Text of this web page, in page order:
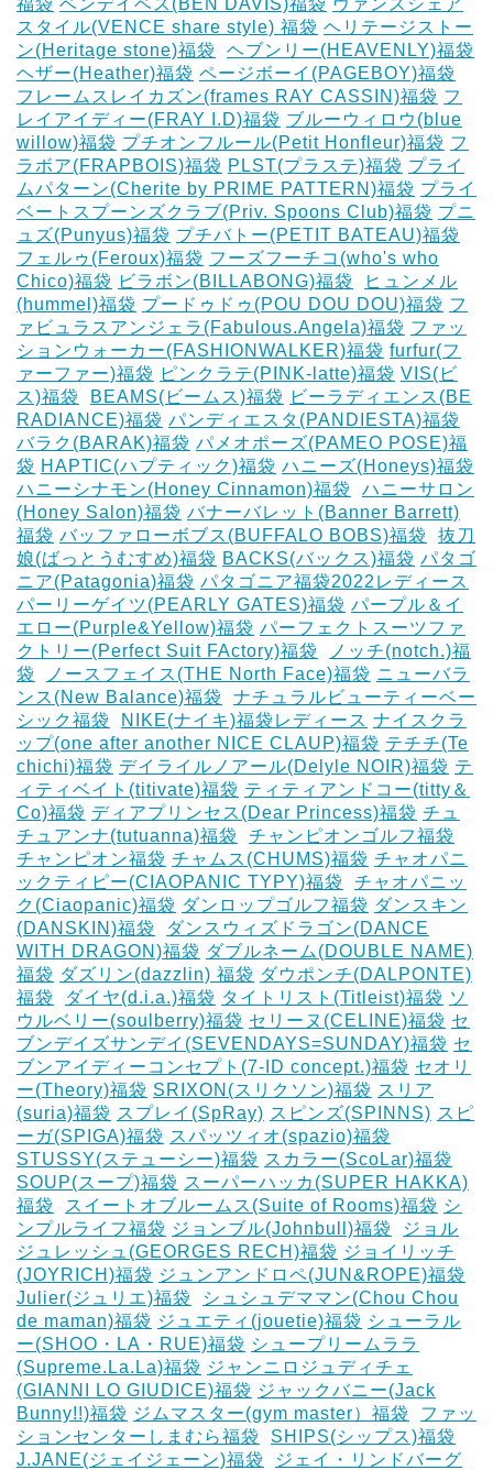
スタイル(VENCE share style) 福袋 ヘリテージストー
ン(Heritage stone)福袋
ヘブンリー(HEAVENLY)福袋
ヘザー(Heather)福袋 ページボーイ(PAGEBOY)福袋
フレームスレイカズン(frames RAY CASSIN)福袋 フ
レイアイディー(FRAY I.D)福袋 ブルーウィロウ(blue
willow)福袋 プチオンフルール(Petit Honfleur)福袋 フ
ラボア(FRAPBOIS)福袋 PLST(プラステ)福袋 プライ
ムパターン(Cherite by PRIME PATTERN)福袋 プライ
ベートスプーンズクラブ(Priv. Spoons Club)福袋 プニ
ュズ(Punyus)福袋 プチバトー(PETIT BATEAU)福袋
フェルゥ(Feroux)福袋 フーズフーチコ(who's who
Chico)福袋 ビラボン(BILLABONG)福袋
ヒュンメル
(hummel)福袋 プードゥドゥ(POU DOU DOU)福袋 フ
ァビュラスアンジェラ(Fabulous.Angela)福袋 ファッ
ションウォーカー(FASHIONWALKER)福袋 furfur(フ
ァーファー)福袋 ピンクラテ(PINK-latte)福袋 VIS(ビ
ス)福袋
BEAMS(ビームス)福袋 ビーラディエンス(BE
RADIANCE)福袋 パンディエスタ(PANDIESTA)福袋
バラク(BARAK)福袋 パメオポーズ(PAMEO POSE)福
袋 HAPTIC(ハプティック)福袋 ハニーズ(Honeys)福袋
ハニーシナモン(Honey Cinnamon)福袋
ハニーサロン
(Honey Salon)福袋 バナーバレット(Banner Barrett)
福袋 バッファローボブス(BUFFALO BOBS)福袋
抜刀
娘(ばっとうむすめ)福袋 BACKS(バックス)福袋 パタゴ
ニア(Patagonia)福袋 パタゴニア福袋2022レディース
パーリーゲイツ(PEARLY GATES)福袋 パープル＆イ
エロー(Purple&Yellow)福袋 パーフェクトスーツファ
クトリー(Perfect Suit FActory)福袋
ノッチ(notch.)福
袋
ノースフェイス(THE North Face)福袋 ニューバラ
ンス(New Balance)福袋
ナチュラルビューティーベー
シック福袋
NIKE(ナイキ)福袋レディース ナイスクラ
ップ(one after another NICE CLAUP)福袋 テチチ(Te
chichi)福袋 デイライルノアール(Delyle NOIR)福袋 テ
ィティベイト(titivate)福袋 ティティアンドコー(titty＆
Co)福袋 ディアプリンセス(Dear Princess)福袋 チュ
チュアンナ(tutuanna)福袋
チャンピオンゴルフ福袋
チャンピオン福袋 チャムス(CHUMS)福袋 チャオパニ
ックティピー(CIAOPANIC TYPY)福袋
チャオパニッ
ク(Ciaopanic)福袋 ダンロップゴルフ福袋 ダンスキン
(DANSKIN)福袋
ダンスウィズドラゴン(DANCE
WITH DRAGON)福袋 ダブルネーム(DOUBLE NAME)
福袋 ダズリン(dazzlin) 福袋 ダウポンチ(DALPONTE)
福袋
ダイヤ(d.i.a.)福袋 タイトリスト(Titleist)福袋 ソ
ウルベリー(soulberry)福袋 セリーヌ(CELINE)福袋 セ
ブンデイズサンデイ(SEVENDAYS=SUNDAY)福袋 セ
ブンアイディーコンセプト(7-ID concept.)福袋 セオリ
ー(Theory)福袋 SRIXON(スリクソン)福袋 スリア
(suria)福袋 スプレイ(SpRay) スピンズ(SPINNS) スピ
ーガ(SPIGA)福袋 スパッツィオ(spazio)福袋
STUSSY(ステューシー)福袋 スカラー(ScoLar)福袋
SOUP(スープ)福袋 スーパーハッカ(SUPER HAKKA)
福袋
スイートオブルームス(Suite of Rooms)福袋 シ
ンプルライフ福袋 ジョンブル(Johnbull)福袋
ジョル
ジュレッシュ(GEORGES RECH)福袋 ジョイリッチ
(JOYRICH)福袋 ジュンアンドロペ(JUN&ROPE)福袋
Julier(ジュリエ)福袋
シュシュデママン(Chou Chou
de maman)福袋 ジュエティ(jouetie)福袋 シューラル
ー(SHOO・LA・RUE)福袋 シュープリームララ
(Supreme.La.La)福袋 ジャンニロジュディチェ
(GIANNI LO GIUDICE)福袋 ジャックバニー(Jack
Bunny!!)福袋 ジムマスター(gym master）福袋
ファッ
ションセンターしまむら福袋
SHIPS(シップス)福袋
J.JANE(ジェイジェーン)福袋
ジェイ・リンドバーグ